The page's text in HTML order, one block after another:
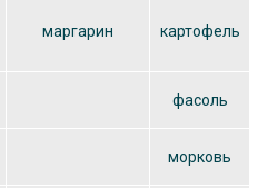
маргарин картофель
фасоль
морковь